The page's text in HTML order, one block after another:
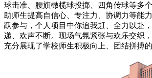
球击准、腰旗橄榄球投掷、四角传球等多
助师生提高自信心、专注力、协调力等能
跃参与，个人项目中你追我赶、全力以赴
递、欢声不断。现场气氛紧张与欢乐交织
充分展现了学校师生积极向上、团结拼搏